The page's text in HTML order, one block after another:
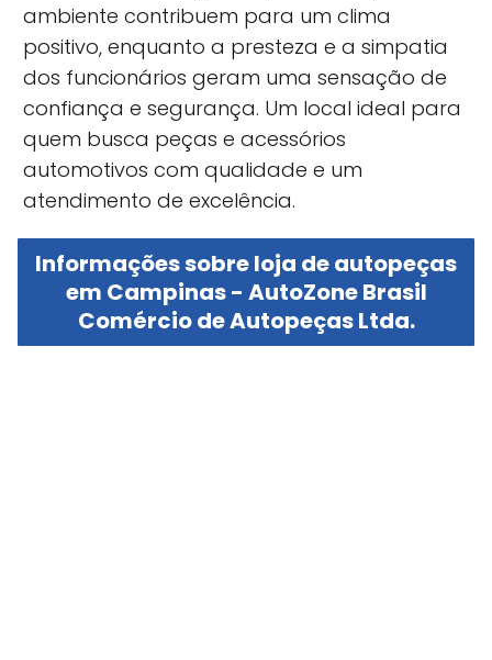
ambiente contribuem para um clima
positivo, enquanto a presteza e a simpatia
dos funcionários geram uma sensação de
confiança e segurança. Um local ideal para
quem busca peças e acessórios
automotivos com qualidade e um
atendimento de excelência.
Informações sobre loja de autopeças
em Campinas - AutoZone Brasil
Comércio de Autopeças Ltda.